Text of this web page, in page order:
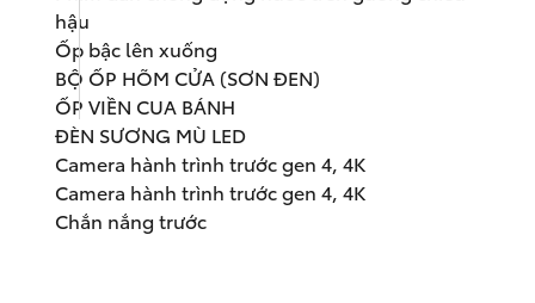
hậu
Ốp bậc lên xuống
BỘ ỐP HÕM CỬA (SƠN ĐEN)
ỐP VIỀN CUA BÁNH
ĐÈN SƯƠNG MÙ LED
Camera hành trình trước gen 4, 4K
Camera hành trình trước gen 4, 4K
Chắn nắng trước